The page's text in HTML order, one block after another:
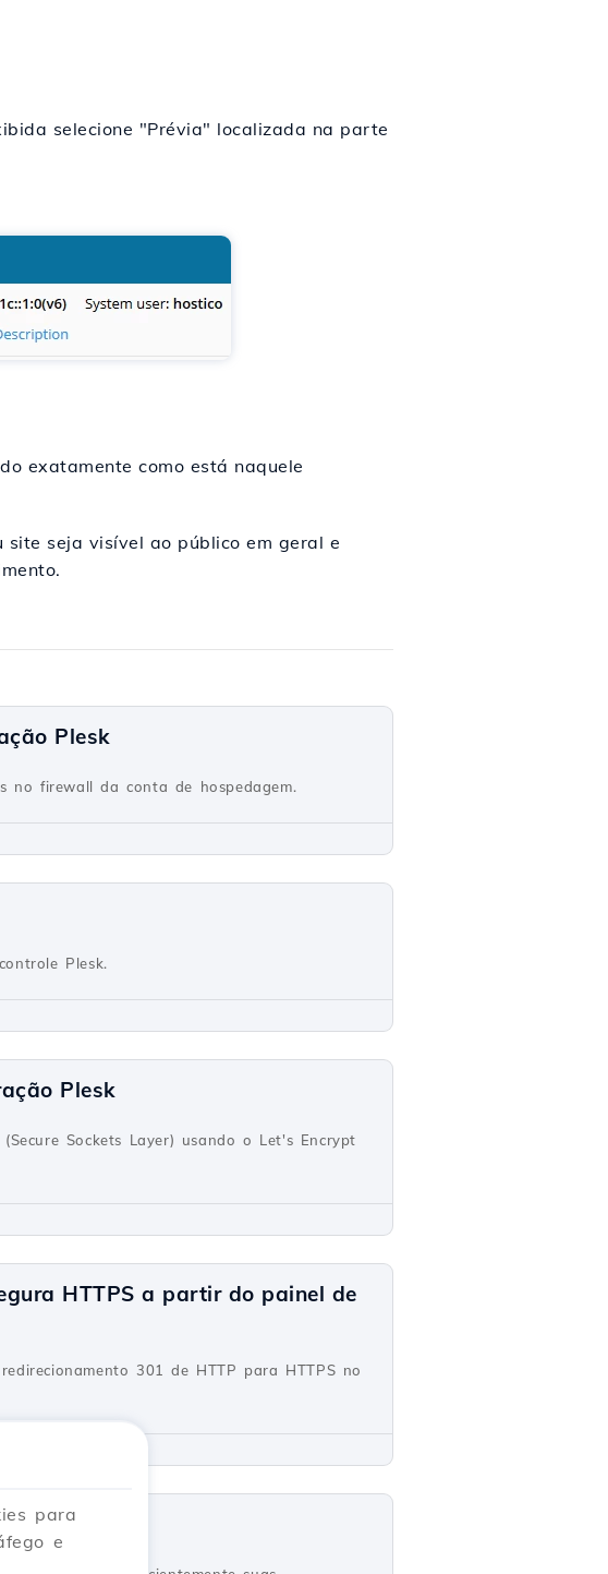
selecione "Prévia" localizada na parte
exatamente como está naquele
site seja visível ao público em geral e
Plesk
no firewall da conta de hospedagem.
Plesk.
Plesk
Sockets Layer) usando o Let's Encrypt
HTTPS a partir do painel de
301 de HTTP para HTTPS no
para
e